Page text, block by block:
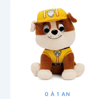
0 À 1 AN